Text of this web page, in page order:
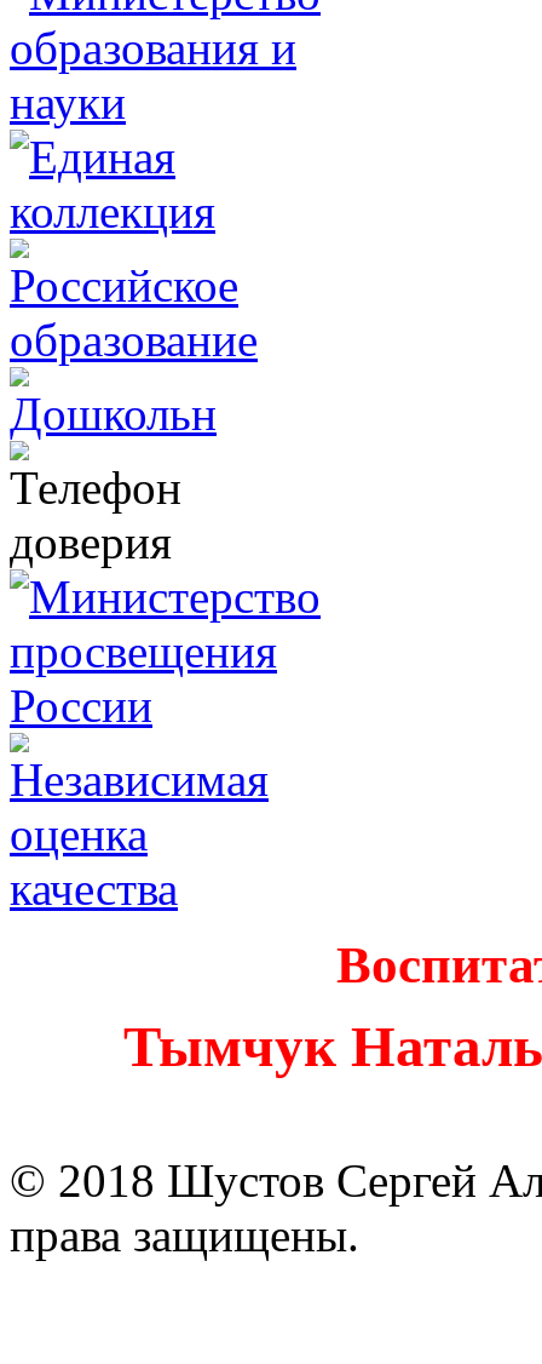
Тымчук
© 2018 Шустов Сергей
права защищены.